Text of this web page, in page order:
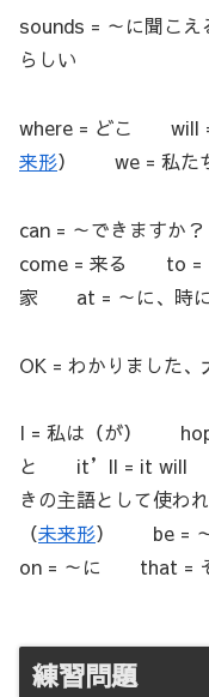
sounds = ～に聞こ
らしい
where = どこ will =
来形） we = 私た
can = ～できます
come = 来る to
家 at = ～に、
OK = わかりました、
I = 私は（が）
と it’ll = it will it =
きの主語として使
（未来形） be =
on = ～に that =
練習問題